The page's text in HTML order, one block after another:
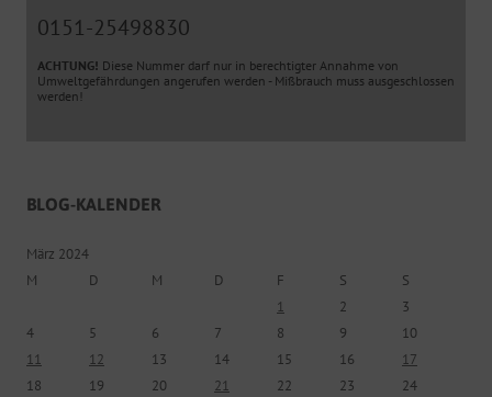
0151-25498830
ACHTUNG! Diese Nummer darf nur in berechtigter Annahme von
Umweltgefährdungen angerufen werden - Mißbrauch muss ausgeschlossen
werden!
BLOG-KALENDER
März 2024
M
D M D F S
S
1
2
3
4
5 6 7 8 9
10
11
12 13 14 15 16
17
18
19 20 21 22 23
24